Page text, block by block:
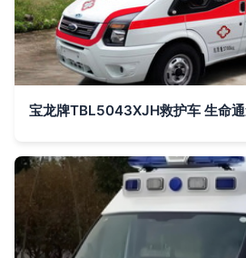
宝龙牌TBL5043XJH救护车 生命